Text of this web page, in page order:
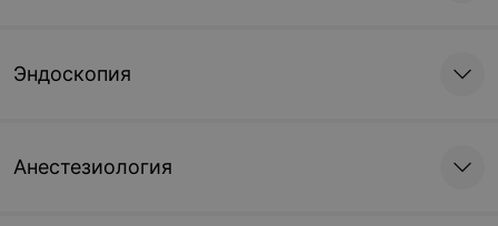
Эндоскопия
Анестезиология